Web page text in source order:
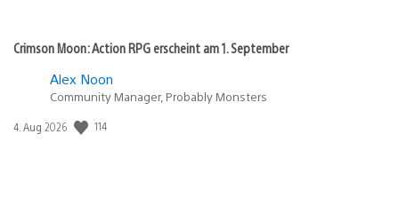
Crimson Moon: Action RPG erscheint am 1. September
Alex Noon
Community Manager, Probably Monsters
Veröffentlichungsdatum:
4. Aug 2026 114